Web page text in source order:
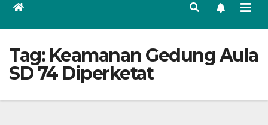
Tag: Keamanan Gedung Aula
SD 74 Diperketat